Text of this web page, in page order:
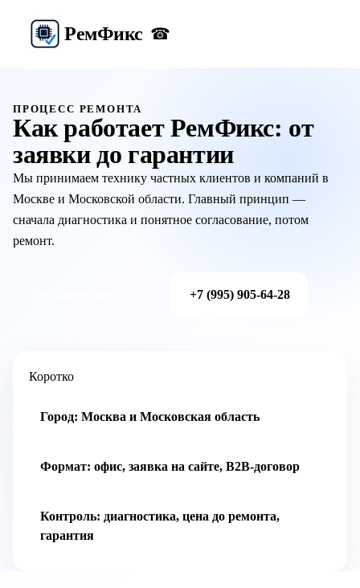
РемФикс ☎
ПРОЦЕСС РЕМОНТА
Как работает РемФикс: от
заявки до гарантии
Мы принимаем технику частных клиентов и компаний в
Москве и Московской области. Главный принцип —
сначала диагностика и понятное согласование, потом
ремонт.
+7 (995) 905-64-28
Коротко
Город: Москва и Московская область
Формат: офис, заявка на сайте, B2B-договор
Контроль: диагностика, цена до ремонта,
гарантия